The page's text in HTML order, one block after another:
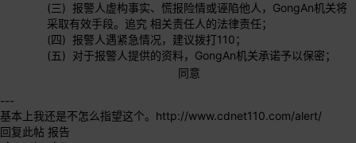
(三) 报警人虚构事实、慌报险情或诬陷他人，GongAn机关将
采取有效手段。追究 相关责任人的法律责任；
(四) 报警人遇紧急情况，建议拨打110；
(五) 对于报警人提供的资料，GongAn机关承诺予以保密；
同意
---
基本上我还是不怎么指望这个。 http://www.cdnet110.com/alert/
回复此帖 报告